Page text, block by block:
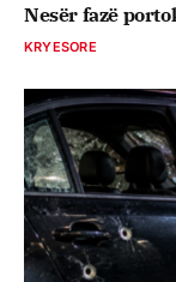
Nesër fazë
KRYESORE